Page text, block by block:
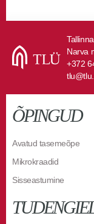
Narva
+372
ÕPINGUD
Avatud tasemeõpe
Mikrokraadid
Sisseastumine